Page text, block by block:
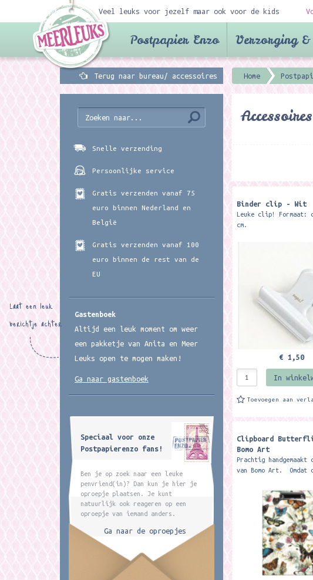
Veel leuks voor jezelf maar ook voor de kids
Postpapier Enzo Verzorging
Terug naar bureau/ accessoires Home
Accessoires
Binder clip - Wit
Leuke clip! Formaat:
cm.
€ 1,50
In
Toevoegen aan
Clipboard
Bomo Art
Prachtig handgemaakt
van Bomo Art. Omdat
de print iets anders
die op foto 1.
Snelle verzending
Persoonlijke service
Gratis verzenden vanaf 75
euro binnen Nederland en
België
Gratis verzenden vanaf 100
euro binnen de rest van de
EU
Gastenboek
Altijd een leuk moment om weer
een pakketje van Anita en Meer
Leuks open te mogen maken!
Laat een leuk
berichtje achter
Ga naar gastenboek
Speciaal voor onze
Postpapierenzo fans!
Ben je op zoek naar een leuke
penvriend(in)? Dan kun je hier je
oproepje plaatsen. Je kunt
natuurlijk ook reageren op een
oproepje van iemand anders.
Ga naar de oproepjes